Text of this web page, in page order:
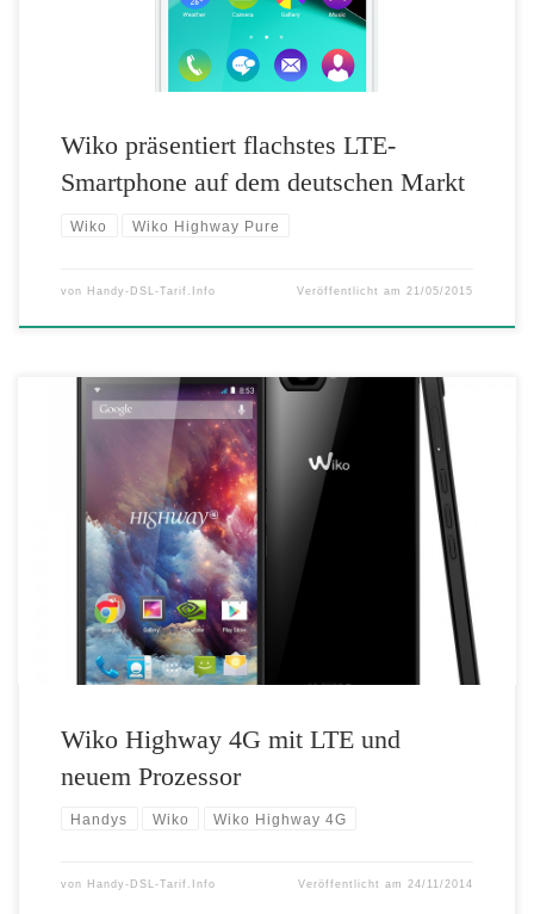
Wiko präsentiert flachstes LTE-
Smartphone auf dem deutschen Markt
Wiko Wiko Highway Pure
von Handy-DSL-Tarif.Info Veröffentlicht am 21/05/2015
Der Smartphone-Hersteller Wiko rüstet sein aktuelles Flaggschiff
Highway weiter auf. Nachdem das 5-Zoll-Smartphone bereits ein
Update auf Android 4.4 KitKat erhalten hat, präsentiert Wiko nun mit
dem Highway 4G ein Modell mit LTE-Modul und neuem Prozessor.
Angetrieben wird das neue Highway 4G vom 2-GHz-Quadcore-
Prozessor NVIDIA® Tegra® 4i. Als Betriebssystem kommt […]
Wiko Highway 4G mit LTE und
neuem Prozessor
Handys Wiko Wiko Highway 4G
von Handy-DSL-Tarif.Info Veröffentlicht am 24/11/2014